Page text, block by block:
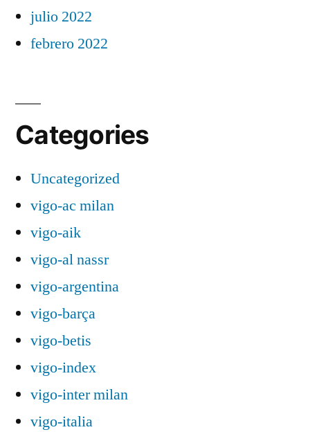
julio 2022
febrero 2022
Categories
Uncategorized
vigo-ac milan
vigo-aik
vigo-al nassr
vigo-argentina
vigo-barça
vigo-betis
vigo-index
vigo-inter milan
vigo-italia